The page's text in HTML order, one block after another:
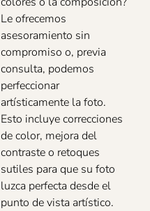
Le ofrecemos
asesoramiento sin
compromiso o, previa
consulta, podemos
perfeccionar
artísticamente la foto.
Esto incluye correcciones
de color, mejora del
contraste o retoques
sutiles para que su foto
luzca perfecta desde el
punto de vista artístico.